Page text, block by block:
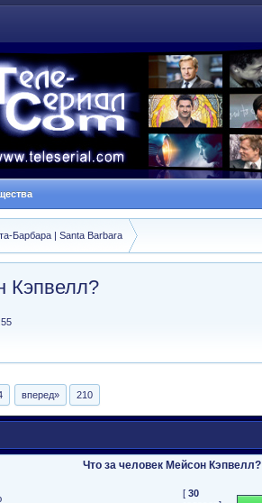
Барбара | Santa Barbara
Кэпвелл?
вперед» 210
Что за человек Мейсон Кэпвелл?
[ 30